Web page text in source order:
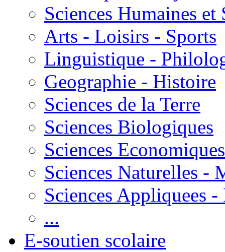
Sciences Humaines et
Arts - Loisirs - Sports
Linguistique -
Geographie - Histoire
Sciences de la Terre
Sciences Biologiques
Sciences Economiques
Sciences Naturelles -
Sciences Appliquees
...
E-soutien scolaire